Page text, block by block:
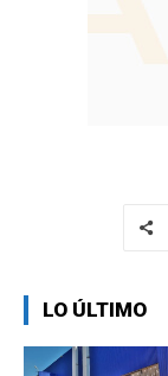
LO ÚLTIMO